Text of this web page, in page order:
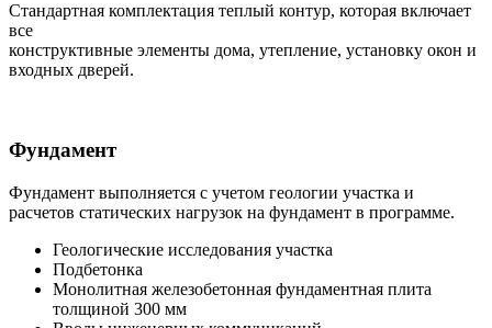
Стандартная комплектация теплый контур, которая включает
все
конструктивные элементы дома, утепление, установку окон и
входных дверей.
Фундамент
Фундамент выполняется с учетом геологии участка и
расчетов статических нагрузок на фундамент в программе.
Геологические исследования участка
Подбетонка
Монолитная железобетонная фундаментная плита
толщиной 300 мм